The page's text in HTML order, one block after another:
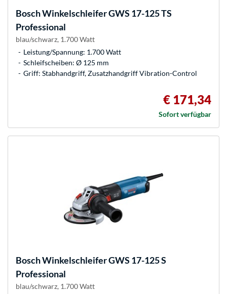
BoschWinkelschleifer GWS 17-125 TS
Professional
blau/schwarz, 1.700 Watt
Leistung/Spannung: 1.700 Watt
Schleifscheiben: Ø 125 mm
Griff: Stabhandgriff, Zusatzhandgriff Vibration-Control
€ 171,34
Sofort verfügbar
BoschWinkelschleifer GWS 17-125 S
Professional
blau/schwarz, 1.700 Watt